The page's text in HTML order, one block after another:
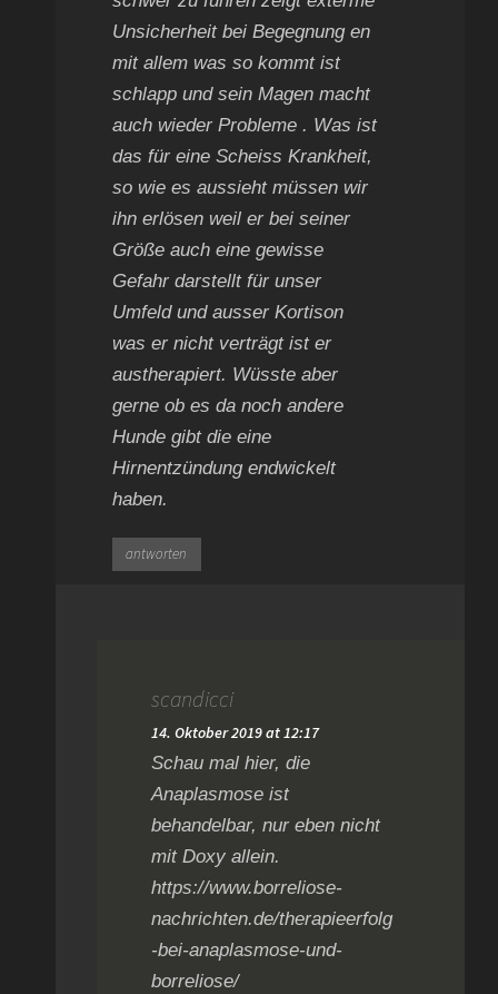
Unsicherheit bei Begegnung en
mit allem was so kommt ist
schlapp und sein Magen macht
auch wieder Probleme . Was ist
das für eine Scheiss Krankheit,
so wie es aussieht müssen wir
ihn erlösen weil er bei seiner
Größe auch eine gewisse
Gefahr darstellt für unser
Umfeld und ausser Kortison
was er nicht verträgt ist er
austherapiert. Wüsste aber
gerne ob es da noch andere
Hunde gibt die eine
Hirnentzündung endwickelt
haben.
antworten
scandicci
14. Oktober 2019 at 12:17
Schau mal hier, die
Anaplasmose ist
behandelbar, nur eben nicht
mit Doxy allein.
https://www.borreliose-
nachrichten.de/therapieerfolg
-bei-anaplasmose-und-
borreliose/